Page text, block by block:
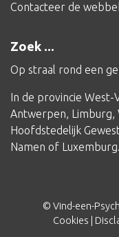
Contacteer de
Zoek ...
Op straal rond een
In de provincie West-
Antwerpen, Limburg,
Hoofdstedelijk
Namen of Luxemburg.
© Vind-een-
Cookies